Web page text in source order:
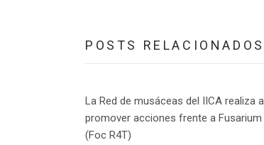
POSTS RELACIONADOS
La Red de musáceas del IICA realiza
promover acciones frente a
(Foc R4T)